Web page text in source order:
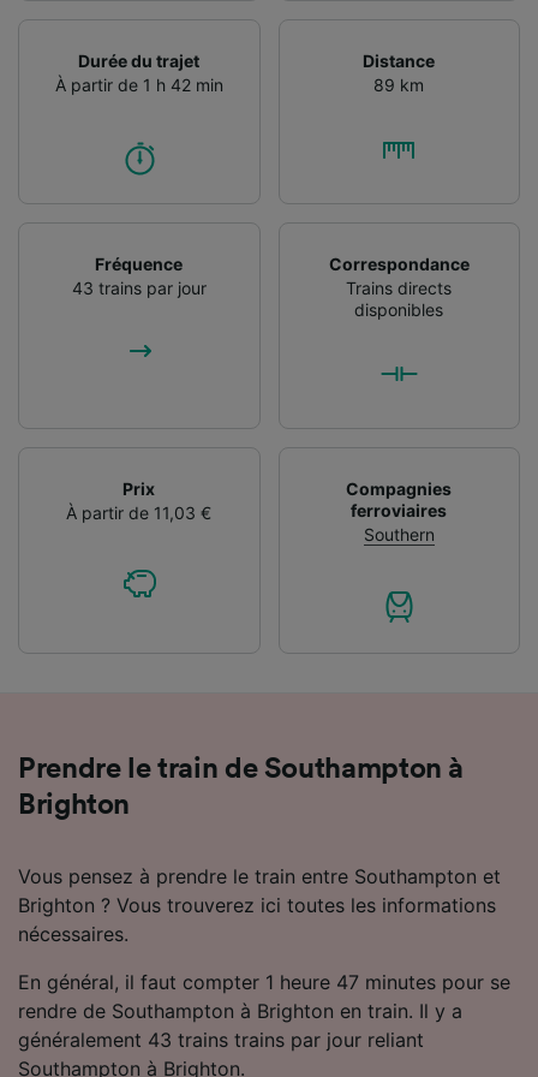
Durée du trajet
À partir de 1 h 42 min
Distance
89 km
Fréquence
43 trains par jour
Correspondance
Trains directs
disponibles
Prix
À partir de 11,03 €
Compagnies
ferroviaires
Southern
Prendre le train de Southampton à
Brighton
Vous pensez à prendre le train entre Southampton et
Brighton ? Vous trouverez ici toutes les informations
nécessaires.
En général, il faut compter 1 heure 47 minutes pour se
rendre de Southampton à Brighton en train. Il y a
généralement 43 trains trains par jour reliant
Southampton à Brighton.
caractéristiques de l’appareil pour
informations sur un appareil. Publicités et
contenu personnalisés, mesure de
études d’audience et développement de
services.
Liste de nos partenaires (fournisseurs)